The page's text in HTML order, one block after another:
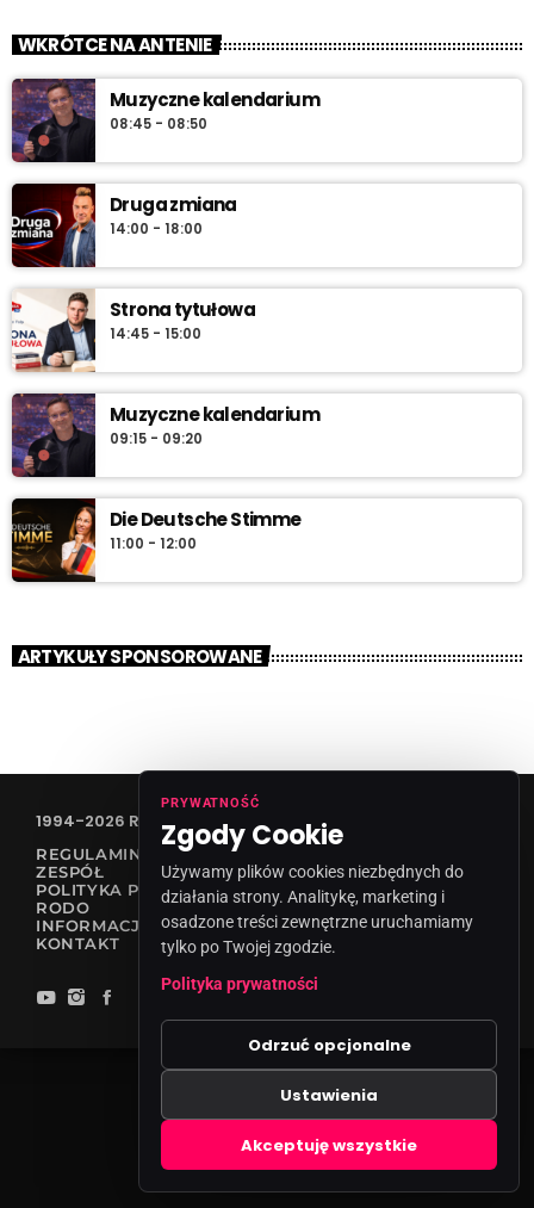
WKRÓTCE NA ANTENIE
Muzyczne kalendarium
08:45 - 08:50
Druga zmiana
14:00 - 18:00
Strona tytułowa
14:45 - 15:00
Muzyczne kalendarium
09:15 - 09:20
Die Deutsche Stimme
11:00 - 12:00
ARTYKUŁY SPONSOROWANE
1994-2026 RADIO VANESSA SPÓŁKA Z O.O
REGULAMIN KONKURSÓW
ZESPÓŁ
POLITYKA PRYWATNOŚCI
RODO
INFORMACJA O NADAWCY
KONTAKT
PRYWATNOŚĆ
Zgody Cookie
Używamy plików cookies niezbędnych do
działania strony. Analitykę, marketing i
osadzone treści zewnętrzne uruchamiamy
tylko po Twojej zgodzie.
Polityka prywatności
Odrzuć opcjonalne
Ustawienia
Akceptuję wszystkie
Zgody cookies